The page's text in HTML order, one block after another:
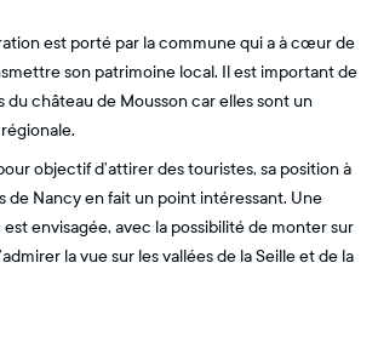
est porté par la commune qui a à cœur de
son patrimoine local. Il est important de
du château de Mousson car elles sont un
objectif d’attirer des touristes, sa position à
de Nancy en fait un point intéressant. Une
envisagée, avec la possibilité de monter sur
la vue sur les vallées de la Seille et de la